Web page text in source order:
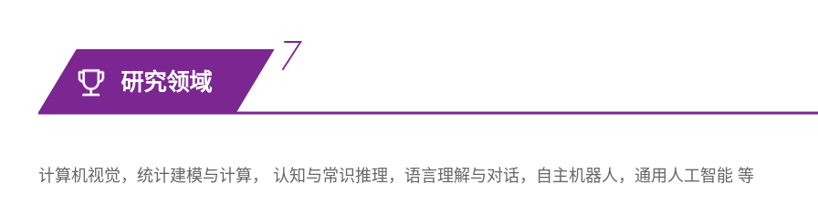
研究领域
计算机视觉，统计建模与计算， 认知与常识推理，语言理解与对话，自主机器人，通用人工智能 等